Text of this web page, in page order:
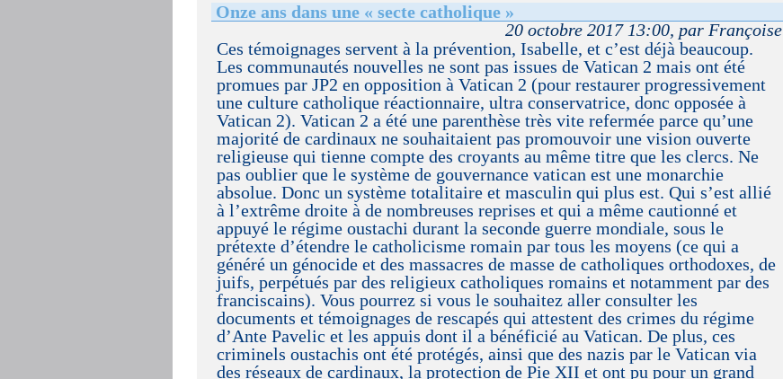
Onze ans dans une « secte catholique »
20 octobre 2017 13:00, par Françoise
Ces témoignages servent à la prévention, Isabelle, et c’est déjà beaucoup.
Les communautés nouvelles ne sont pas issues de Vatican 2 mais ont été
promues par JP2 en opposition à Vatican 2 (pour restaurer progressivement
une culture catholique réactionnaire, ultra conservatrice, donc opposée à
Vatican 2). Vatican 2 a été une parenthèse très vite refermée parce qu’une
majorité de cardinaux ne souhaitaient pas promouvoir une vision ouverte
religieuse qui tienne compte des croyants au même titre que les clercs. Ne
pas oublier que le système de gouvernance vatican est une monarchie
absolue. Donc un système totalitaire et masculin qui plus est. Qui s’est allié
à l’extrême droite à de nombreuses reprises et qui a même cautionné et
appuyé le régime oustachi durant la seconde guerre mondiale, sous le
prétexte d’étendre le catholicisme romain par tous les moyens (ce qui a
généré un génocide et des massacres de masse de catholiques orthodoxes, de
juifs, perpétués par des religieux catholiques romains et notamment par des
franciscains). Vous pourrez si vous le souhaitez aller consulter les
documents et témoignages de rescapés qui attestent des crimes du régime
d’Ante Pavelic et les appuis dont il a bénéficié au Vatican. De plus, ces
criminels oustachis ont été protégés, ainsi que des nazis par le Vatican via
des réseaux de cardinaux, la protection de Pie XII et ont pu pour un grand